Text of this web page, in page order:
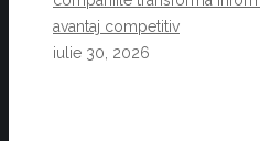
avantaj competitiv
iulie 30, 2026